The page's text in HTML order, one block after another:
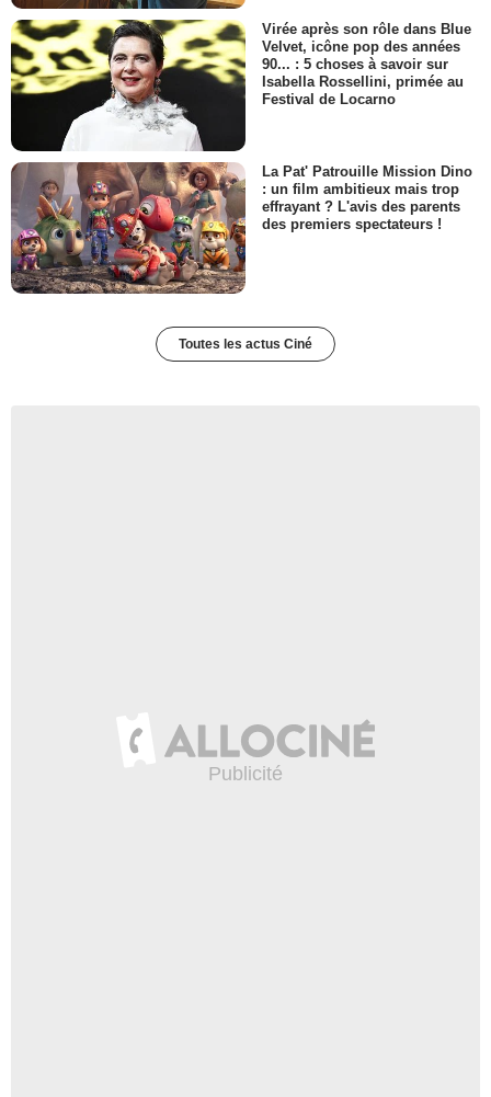
Virée après son rôle dans Blue
Velvet, icône pop des années
90... : 5 choses à savoir sur
Isabella Rossellini, primée au
Festival de Locarno
La Pat' Patrouille Mission Dino
: un film ambitieux mais trop
effrayant ? L'avis des parents
des premiers spectateurs !
Toutes les actus Ciné